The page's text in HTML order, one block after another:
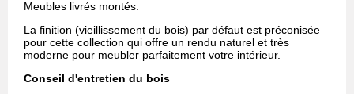
Meubles livrés montés.
La finition (vieillissement du bois) par défaut est préconisée
pour cette collection qui offre un rendu naturel et très
moderne pour meubler parfaitement votre intérieur.
Conseil d'entretien du bois